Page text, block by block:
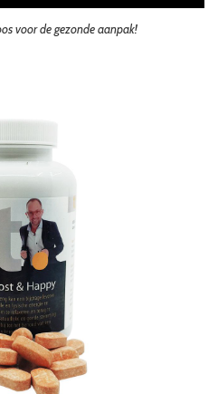
voor de gezonde aanpak!